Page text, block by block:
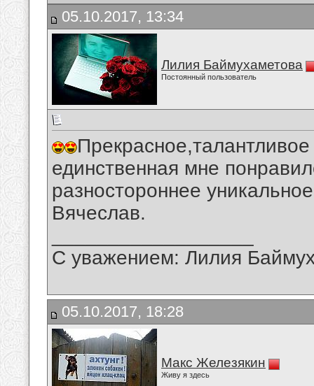
05.10.2017, 13:34
Лилия Баймухаметова
Постоянный пользователь
единственная мне
разностороннее
Вячеслав.
С уважением: Лилия
05.10.2017, 18:28
Макс Железякин
Живу я здесь